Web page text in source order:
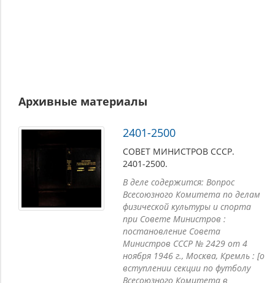
Архивные материалы
2401-2500
СОВЕТ МИНИСТРОВ СССР.
2401-2500.
В деле содержится: Вопрос
Всесоюзного Комитета по делам
физической культуры и спорта
при Совете Министров :
постановление Совета
Министров СССР № 2429 от 4
ноября 1946 г., Москва, Кремль : [о
вступлении секции по футболу
Всесоюзного Комитета в